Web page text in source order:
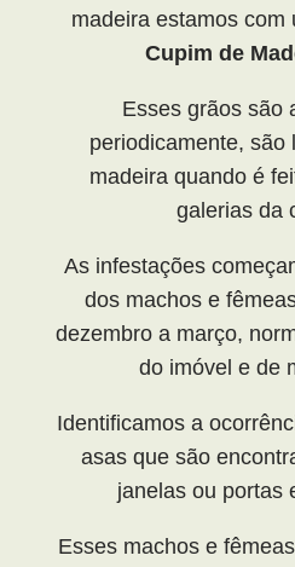
madeira estamos com
Cupim de
Esses grãos são
periodicamente, são
madeira quando é
galerias da
As infestações
dos machos e
dezembro a março,
do imóvel e de
Identificamos a
asas que são
janelas ou portas
Esses machos e